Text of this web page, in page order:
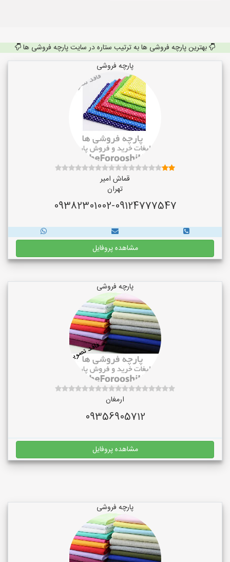
بهترین پارچه فروشی ها به ترتیب ستاره در سایت پارچه فروشی ها
پارچه فروشی
قماش امیر
تهران
09382301002-09124777547
مشاهده پروفایل
پارچه فروشی
ارمغان
09356905712
مشاهده پروفایل
پارچه فروشی